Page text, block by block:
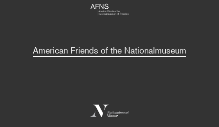
American Friends of the Nationalmuseum